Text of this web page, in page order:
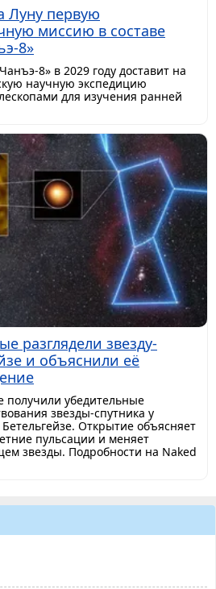
Луну первую
миссию в составе
8»
8» в 2029 году доставит на
научную экспедицию
для изучения ранней
разглядели звезду-
и объяснили её
убедительные
звезды-спутника у
Бетельгейзе. Открытие объясняет
пульсации и меняет
звезды. Подробности на Naked